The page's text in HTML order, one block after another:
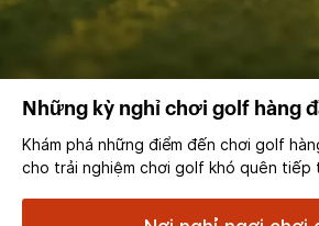
Những kỳ nghỉ chơi golf hàng
Khám phá những điểm đến chơi golf
cho trải nghiệm chơi golf khó quên tiếp